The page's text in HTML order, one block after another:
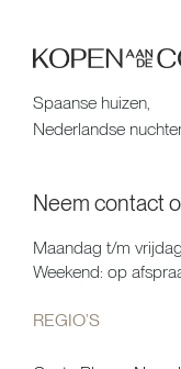
Spaanse huizen,
Nederlandse
Neem contact
Maandag t/m
Weekend: op
REGIO’S